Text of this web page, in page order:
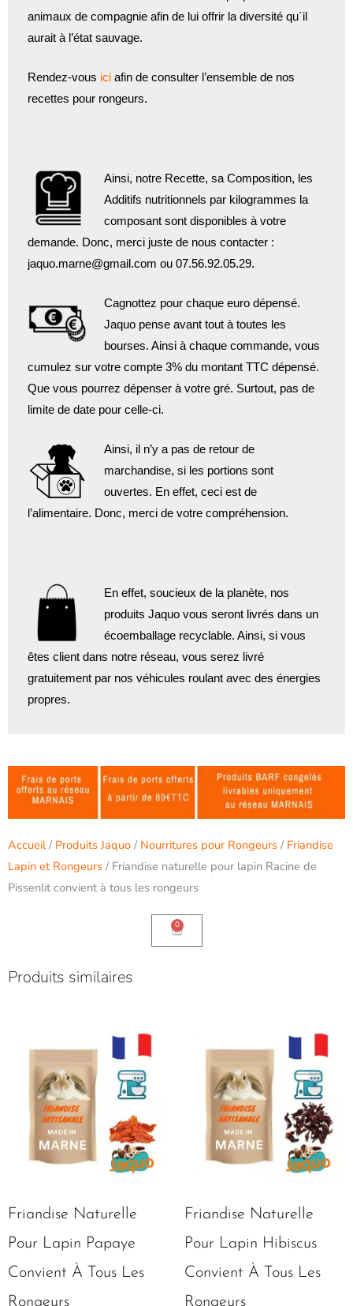
animaux de compagnie afin de lui offrir la diversité qu´il
aurait à l’état sauvage.
Rendez-vous ici afin de consulter l’ensemble de nos
recettes pour rongeurs.
Ainsi, notre Recette, sa Composition, les
Additifs nutritionnels par kilogrammes la
composant sont disponibles à votre
demande. Donc, merci juste de nous contacter :
jaquo.marne@gmail.com ou 07.56.92.05.29.
Cagnottez pour chaque euro dépensé.
Jaquo pense avant tout à toutes les
bourses. Ainsi à chaque commande, vous
cumulez sur votre compte 3% du montant TTC dépensé.
Que vous pourrez dépenser à votre gré. Surtout, pas de
limite de date pour celle-ci.
Ainsi, il n’y a pas de retour de
marchandise, si les portions sont
ouvertes. En effet, ceci est de
l’alimentaire. Donc, merci de votre compréhension.
En effet, soucieux de la planète, nos
produits Jaquo vous seront livrés dans un
écoemballage recyclable. Ainsi, si vous
êtes client dans notre réseau, vous serez livré
gratuitement par nos véhicules roulant avec des énergies
propres.
Accueil/ Produits Jaquo / Nourritures pour Rongeurs / Friandise
Lapin et Rongeurs / Friandise naturelle pour lapin Racine de
Pissenlit convient à tous les rongeurs
0
Panier
Produits similaires
Friandise Naturelle
Pour Lapin Papaye
Convient À Tous Les
Rongeurs
Friandise Naturelle
Pour Lapin Hibiscus
Convient À Tous Les
Rongeurs